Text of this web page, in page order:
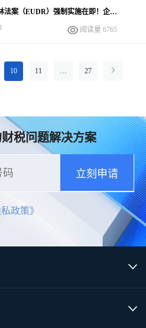
法案（EUDR）强制实施在即！企业
阅读量 6765
10 11 … 27
税问题解决方案
立刻申请
政策》